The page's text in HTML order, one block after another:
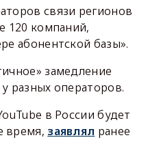
связи регионов
120 компаний,
абонентской базы».
замедление
разных операторов.
в России будет
время, заявлял ранее